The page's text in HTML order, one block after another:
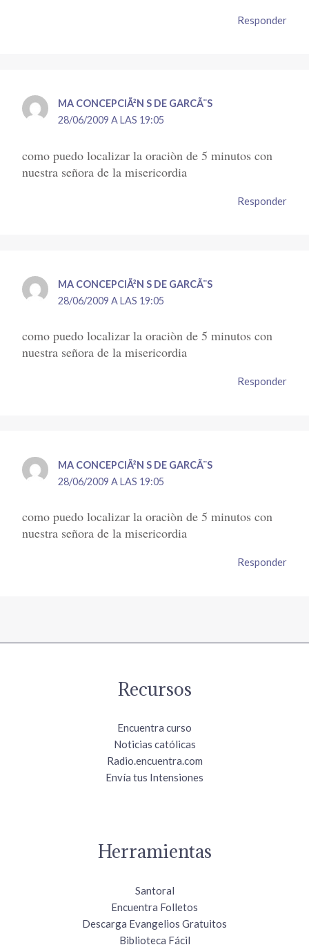
Responder
MA CONCEPCIÃ²N S DE GARCÃ¨S
28/06/2009 A LAS 19:05
como puedo localizar la oraciòn de 5 minutos con
nuestra señora de la misericordia
Responder
MA CONCEPCIÃ²N S DE GARCÃ¨S
28/06/2009 A LAS 19:05
como puedo localizar la oraciòn de 5 minutos con
nuestra señora de la misericordia
Responder
MA CONCEPCIÃ²N S DE GARCÃ¨S
28/06/2009 A LAS 19:05
como puedo localizar la oraciòn de 5 minutos con
nuestra señora de la misericordia
Responder
Recursos
Encuentra curso
Noticias católicas
Radio.encuentra.com
Envía tus Intensiones
Herramientas
Santoral
Encuentra Folletos
Descarga Evangelios Gratuitos
Biblioteca Fácil